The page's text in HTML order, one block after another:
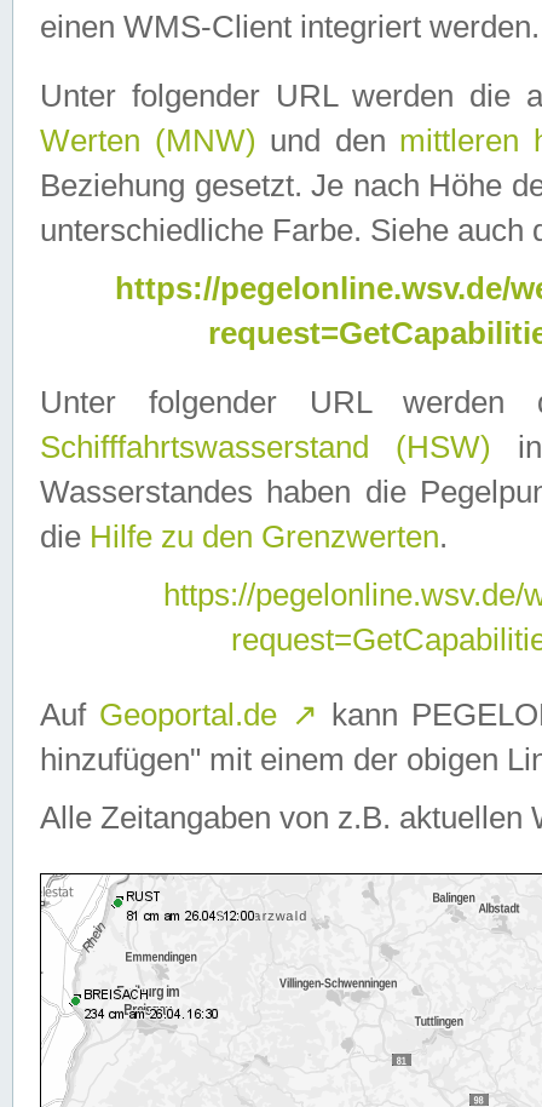
einen WMS-Client integriert werden.
Unter folgender URL werden die
Werten (MNW) und den mittleren
Beziehung gesetzt. Je nach Höhe
unterschiedliche Farbe. Siehe auch
https://pegelonline.wsv.de/
Unter folgender URL
Schifffahrtswasserstand (HSW)
Wasserstandes haben die
die Hilfe zu den Grenzwerten.
https://
Auf Geoportal.de ↗ kann
hinzufügen" mit einem der obigen
Alle Zeitangaben von z.B. aktuellen